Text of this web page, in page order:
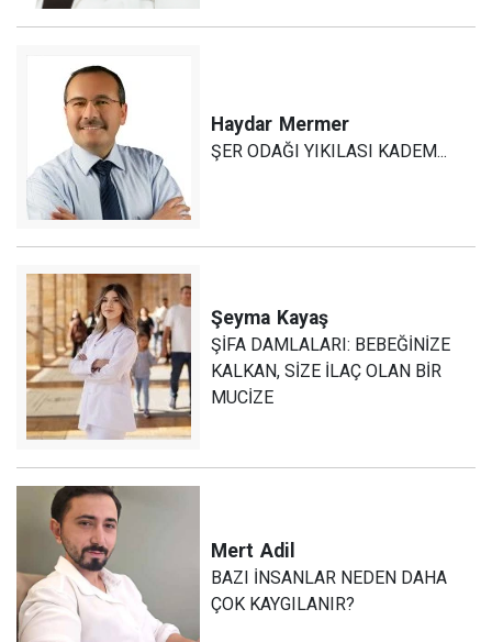
Haydar Mermer
ŞER ODAĞI YIKILASI KADEM...
Şeyma Kayaş
ŞİFA DAMLALARI: BEBEĞİNİZE
KALKAN, SİZE İLAÇ OLAN BİR
MUCİZE
Mert Adil
BAZI İNSANLAR NEDEN DAHA
ÇOK KAYGILANIR?